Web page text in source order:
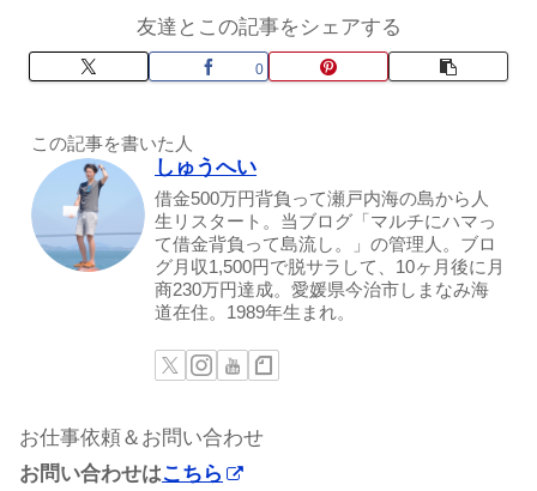
友達とこの記事をシェアする
0
この記事を書いた人
しゅうへい
借金500万円背負って瀬戸内海の島から人
生リスタート。当ブログ「マルチにハマっ
て借金背負って島流し。」の管理人。ブロ
グ月収1,500円で脱サラして、10ヶ月後に月
商230万円達成。愛媛県今治市しまなみ海
道在住。1989年生まれ。
お仕事依頼＆お問い合わせ
お問い合わせはこちら